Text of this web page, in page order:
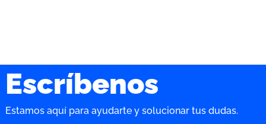
Escríbenos
Estamos aquí para ayudarte y solucionar tus dudas.